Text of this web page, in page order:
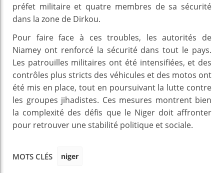
préfet militaire et quatre membres de sa sécurité
dans la zone de Dirkou.
Pour faire face à ces troubles, les autorités de
Niamey ont renforcé la sécurité dans tout le pays.
Les patrouilles militaires ont été intensifiées, et des
contrôles plus stricts des véhicules et des motos ont
été mis en place, tout en poursuivant la lutte contre
les groupes jihadistes. Ces mesures montrent bien
la complexité des défis que le Niger doit affronter
pour retrouver une stabilité politique et sociale.
MOTS CLÉS niger